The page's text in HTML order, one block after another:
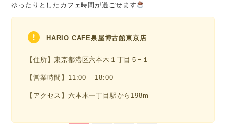
ゆったりとしたカフェ時間が過ごせます
HARIO CAFE泉屋博古館東京店
【住所】東京都港区六本木１丁目５−１
【営業時間】11:00 – 18:00
【アクセス】六本木一丁目駅から198m